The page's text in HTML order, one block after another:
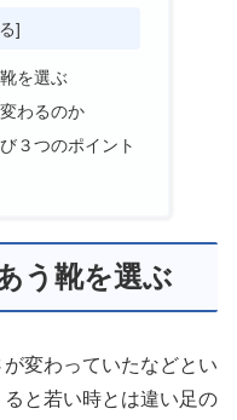
を選ぶ
わるのか
３つのポイント
う靴を選ぶ
変わっていたなどとい
と若い時とは違い足の